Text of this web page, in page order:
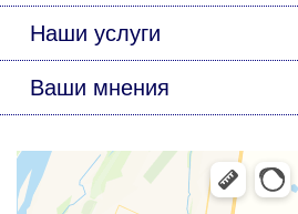
Наши услуги
Ваши мнения